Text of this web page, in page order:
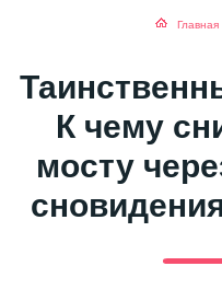
Главная
К чему
мосту